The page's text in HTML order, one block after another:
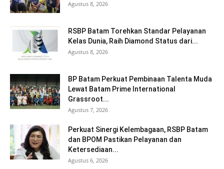
Agustus 8, 2026
RSBP Batam Torehkan Standar Pelayanan
Kelas Dunia, Raih Diamond Status dari...
Agustus 8, 2026
BP Batam Perkuat Pembinaan Talenta Muda
Lewat Batam Prime International
Grassroot...
Agustus 7, 2026
Perkuat Sinergi Kelembagaan, RSBP Batam
dan BPOM Pastikan Pelayanan dan
Ketersediaan...
Agustus 6, 2026